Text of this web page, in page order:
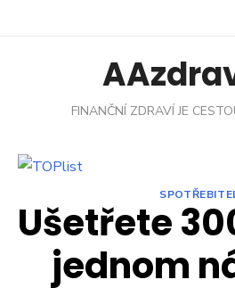
FINANČNÍ ZDRAVÍ JE
Ušetřete
jednom